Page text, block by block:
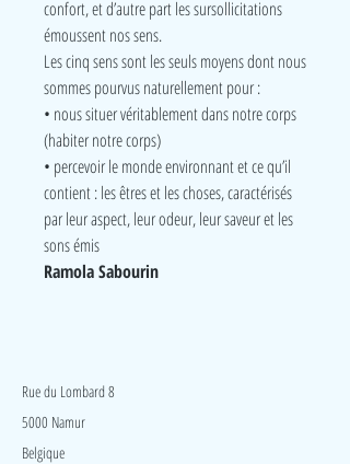
confort, et d’autre part les sursollicitations
émoussent nos sens.
Les cinq sens sont les seuls moyens dont nous
sommes pourvus naturellement pour :
• nous situer véritablement dans notre corps
(habiter notre corps)
• percevoir le monde environnant et ce qu’il
contient : les êtres et les choses, caractérisés
par leur aspect, leur odeur, leur saveur et les
sons émis
Ramola Sabourin
Rue du Lombard 8
5000 Namur
Belgique